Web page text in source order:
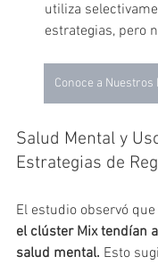
utiliza
estrategias, pero
Conoce a Nuestros
Salud Mental y
Estrategias de
El estudio observó que
el clúster Mix tendían
salud mental. Esto